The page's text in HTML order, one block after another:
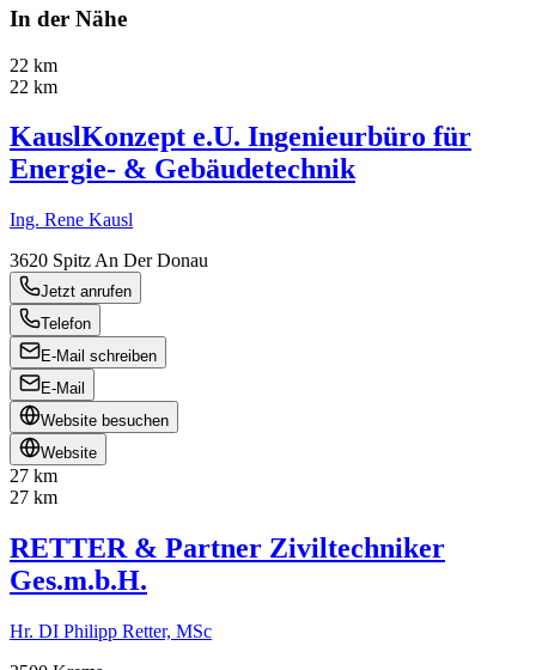
In der Nähe
22 km
22 km
KauslKonzept e.U. Ingenieurbüro für
Energie- & Gebäudetechnik
Ing. Rene Kausl
3620 Spitz An Der Donau
Jetzt anrufen
Telefon
E-Mail schreiben
E-Mail
Website besuchen
Website
27 km
27 km
RETTER & Partner Ziviltechniker
Ges.m.b.H.
Hr. DI Philipp Retter, MSc